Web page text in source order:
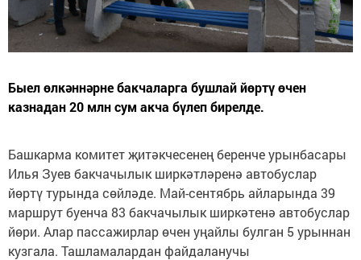
Быел өлкәннәрне бакчаларга бушлай йөртү өчен
казнадан 20 млн сум акча бүлеп бирелде.
Башкарма комитет җитәкчесенең беренче урынбасары
Илья Зуев бакчачылык ширкәтләренә автобуслар
йөртү турында сөйләде. Май-сентябрь айларында 39
маршрут буенча 83 бакчачылык ширкәтенә автобуслар
йөри. Алар пассажирлар өчен уңайлы булган 5 урыннан
кузгала. Ташламалардан файдаланучы